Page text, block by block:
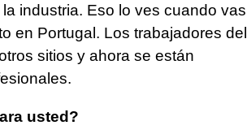
industria. Eso lo ves cuando vas
en Portugal. Los trabajadores del
sitios y ahora se están
usted?